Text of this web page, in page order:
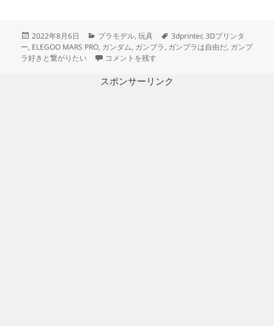
投
稿
日:
2022年8月6日
カ
テ
ゴ
ー
プラモデル,玩具
タ
グ
3dprinter,3Dプリンタ
ー, ELEGOO MARS PRO, ガンダム, ガンプラ, ガンプラは自由だ, ガンプ
ラ好きと繋がりたい
3Dプリント ザクヘッドを改造してグフヘッド製
コメントを残す
スポンサーリンク